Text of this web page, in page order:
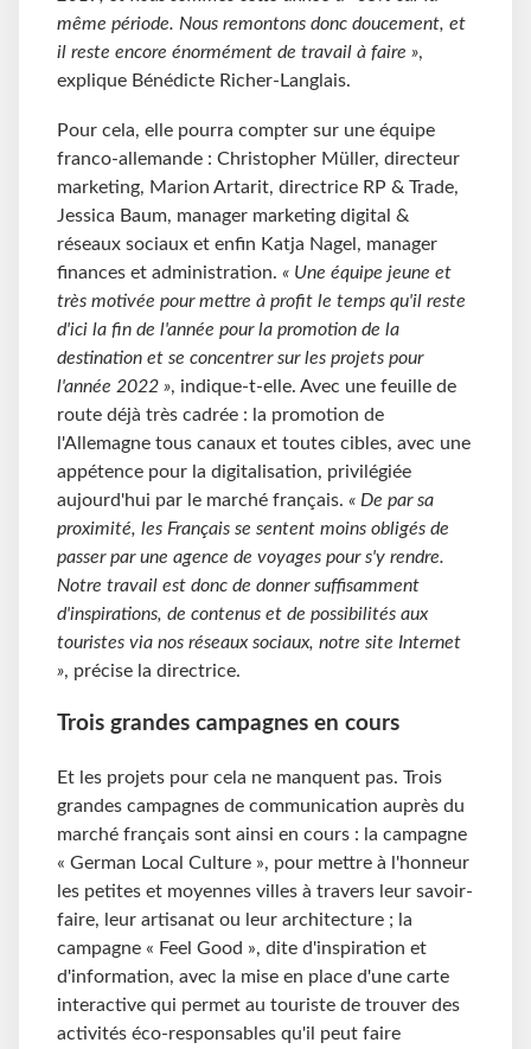
même période. Nous remontons donc doucement, et
il reste encore énormément de travail à faire »,
explique Bénédicte Richer-Langlais.
Pour cela, elle pourra compter sur une équipe
franco-allemande : Christopher Müller, directeur
marketing, Marion Artarit, directrice RP & Trade,
Jessica Baum, manager marketing digital &
réseaux sociaux et enfin Katja Nagel, manager
finances et administration. « Une équipe jeune et
très motivée pour mettre à profit le temps qu'il reste
d'ici la fin de l'année pour la promotion de la
destination et se concentrer sur les projets pour
l'année 2022 », indique-t-elle. Avec une feuille de
route déjà très cadrée : la promotion de
l'Allemagne tous canaux et toutes cibles, avec une
appétence pour la digitalisation, privilégiée
aujourd'hui par le marché français. « De par sa
proximité, les Français se sentent moins obligés de
passer par une agence de voyages pour s'y rendre.
Notre travail est donc de donner suffisamment
d'inspirations, de contenus et de possibilités aux
touristes via nos réseaux sociaux, notre site Internet
», précise la directrice.
Trois grandes campagnes en cours
Et les projets pour cela ne manquent pas. Trois
grandes campagnes de communication auprès du
marché français sont ainsi en cours : la campagne
« German Local Culture », pour mettre à l'honneur
les petites et moyennes villes à travers leur savoir-
faire, leur artisanat ou leur architecture ; la
campagne « Feel Good », dite d'inspiration et
d'information, avec la mise en place d'une carte
interactive qui permet au touriste de trouver des
activités éco-responsables qu'il peut faire